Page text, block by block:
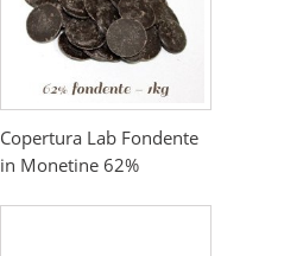
Copertura Lab Fondente
in Monetine 62%